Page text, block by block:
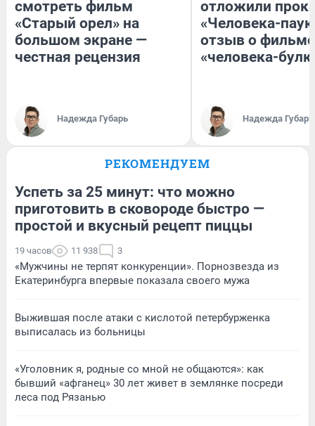
смотреть фильм
«Старый орел» на
большом экране —
честная рецензия
Надежда Губарь
отложили
«Человека-
отзыв о
«человека-
Надежда Губарь
РЕКОМЕНДУЕМ
Успеть за 25 минут: что можно
приготовить в сковороде быстро —
простой и вкусный рецепт пиццы
19 часов 11 938 3
«Мужчины не терпят конкуренции». Порнозвезда из
Екатеринбурга впервые показала своего мужа
Выжившая после атаки с кислотой петербурженка
выписалась из больницы
«Уголовник я, родные со мной не общаются»: как
бывший «афганец» 30 лет живет в землянке посреди
леса под Рязанью